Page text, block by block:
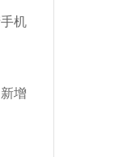
机
增